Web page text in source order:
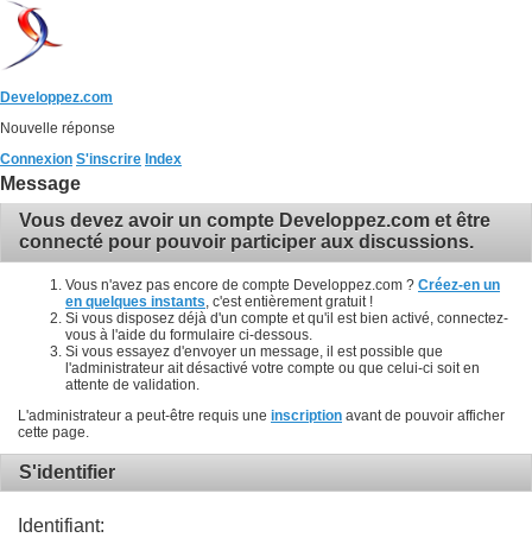
Developpez.com
Nouvelle réponse
Connexion S'inscrire Index
Message
Vous devez avoir un compte Developpez.com et être
connecté pour pouvoir participer aux discussions.
Vous n'avez pas encore de compte Developpez.com ? Créez-en un
en quelques instants , c'est entièrement gratuit !
Si vous disposez déjà d'un compte et qu'il est bien activé, connectez-
vous à l'aide du formulaire ci-dessous.
Si vous essayez d'envoyer un message, il est possible que
l'administrateur ait désactivé votre compte ou que celui-ci soit en
attente de validation.
L'administrateur a peut-être requis une inscription avant de pouvoir afficher
cette page.
S'identifier
Identifiant: